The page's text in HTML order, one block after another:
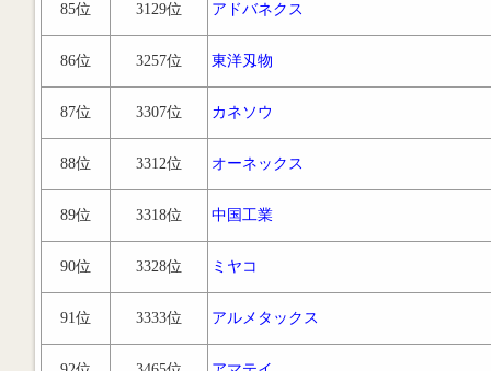
85位 3129位 アドバネクス
86位 3257位 東洋刄物
87位 3307位 カネソウ
88位 3312位 オーネックス
89位 3318位 中国工業
90位 3328位 ミヤコ
91位 3333位 アルメタックス